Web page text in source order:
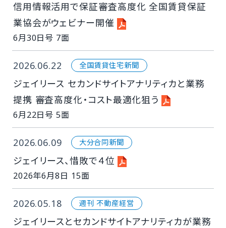
信用情報活用で保証審査高度化 全国賃貸保証
業協会がウェビナー開催
6月30日号 7面
2026.06.22 全国賃貸住宅新聞
ジェイリース セカンドサイトアナリティカと業務
提携 審査高度化・コスト最適化狙う
6月22日号 5面
2026.06.09 大分合同新聞
ジェイリース、惜敗で４位
2026年6月8日 15面
2026.05.18 週刊 不動産経営
ジェイリースとセカンドサイトアナリティカが業務